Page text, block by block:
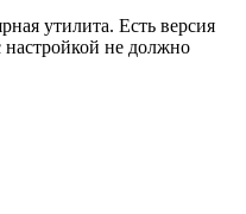
утилита. Есть версия
настройкой не должно